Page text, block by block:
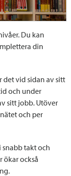
Du kan
din
det vid sidan av sitt
och under
sitt jobb. Utöver
och per
takt och
ökar också